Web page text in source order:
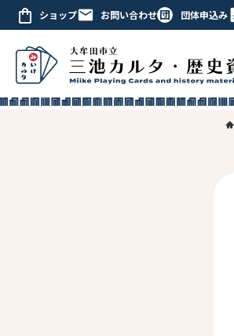
ショップ お問い合わせ 団体申込み